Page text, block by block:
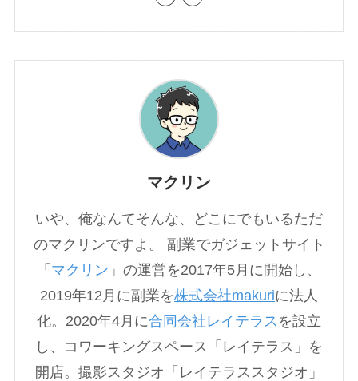
マクリン
いや、俺なんてそんな、どこにでもいるただ
のマクリンですよ。 副業でガジェットサイト
「 マクリン 」の運営を2017年5月に開始し、
2019年12月に副業を株式会社makuriに法人
化。2020年4月に合同会社レイテラス を設立
し、コワーキングスペース「レイテラス」を
開店。撮影スタジオ「レイテラススタジオ」